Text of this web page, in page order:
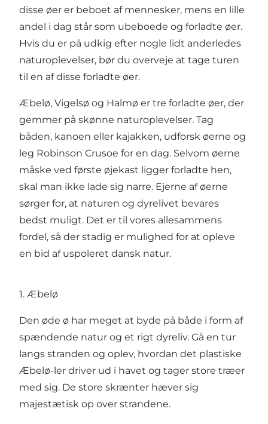
disse øer er beboet af mennesker, mens en lille
andel i dag står som ubeboede og forladte øer.
Hvis du er på udkig efter nogle lidt anderledes
naturoplevelser, bør du overveje at tage turen
til en af disse forladte øer.
Æbelø, Vigelsø og Halmø er tre forladte øer, der
gemmer på skønne naturoplevelser. Tag
båden, kanoen eller kajakken, udforsk øerne og
leg Robinson Crusoe for en dag. Selvom øerne
måske ved første øjekast ligger forladte hen,
skal man ikke lade sig narre. Ejerne af øerne
sørger for, at naturen og dyrelivet bevares
bedst muligt. Det er til vores allesammens
fordel, så der stadig er mulighed for at opleve
en bid af uspoleret dansk natur.
1. Æbelø
Den øde ø har meget at byde på både i form af
spændende natur og et rigt dyreliv. Gå en tur
langs stranden og oplev, hvordan det plastiske
Æbelø-ler driver ud i havet og tager store træer
med sig. De store skrænter hæver sig
majestætisk op over strandene.